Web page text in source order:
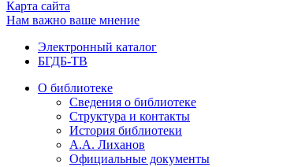
Карта сайта
Нам важно ваше мнение
Электронный каталог
БГДБ-ТВ
О библиотеке
Сведения о библиотеке
Структура и контакты
История библиотеки
А.А. Лиханов
Официальные документы